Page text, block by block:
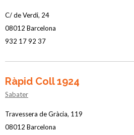
C/ de Verdi, 24
08012 Barcelona
932 17 92 37
Ràpid Coll 1924
Sabater
Travessera de Gràcia, 119
08012 Barcelona